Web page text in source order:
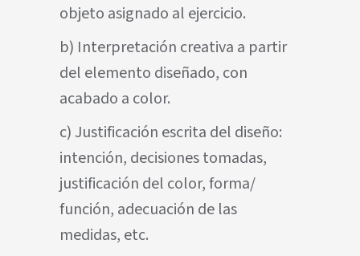
objeto asignado al ejercicio.
b) Interpretación creativa a partir
del elemento diseñado, con
acabado a color.
c) Justificación escrita del diseño:
intención, decisiones tomadas,
justificación del color, forma/
función, adecuación de las
medidas, etc.